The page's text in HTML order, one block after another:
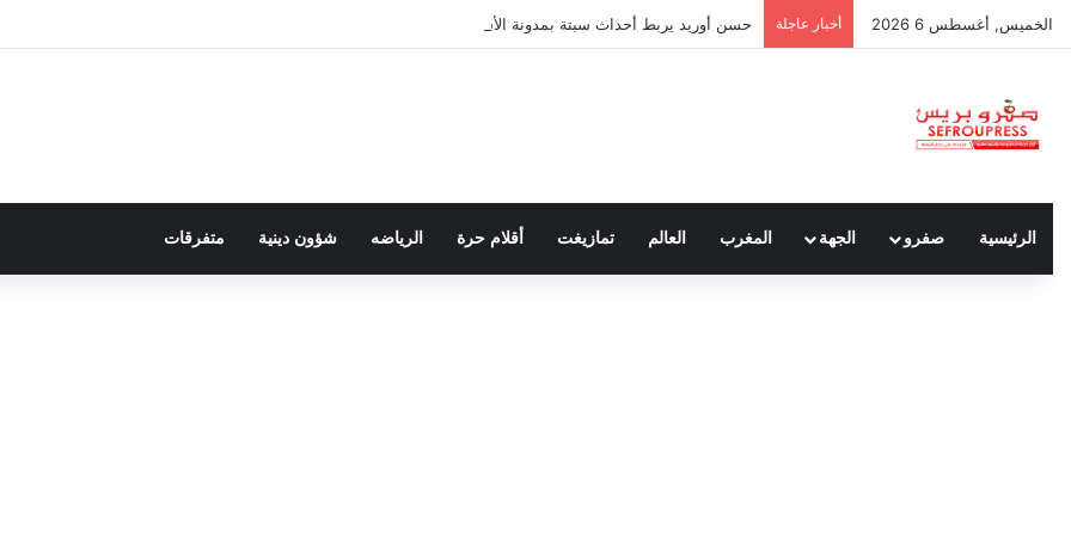
الخميس, أغسطس 6 2026 أخبار عاجلة حسن أوريد يربط أحداث سبتة بمدونة الأسرة في قراءة للتحولات الاجتماعية
الرئيسية صفرو الجهة المغرب العالم تمازيغت أقلام حرة الرياضه شؤون دينية متفرقات